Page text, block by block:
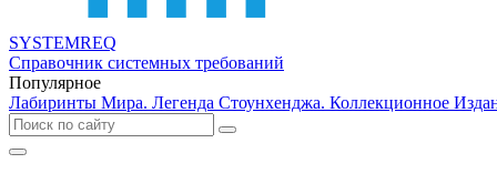
SYSTEMREQ
Справочник системных требований
Популярное
Лабиринты Мира. Легенда Стоунхенджа. Коллекционное